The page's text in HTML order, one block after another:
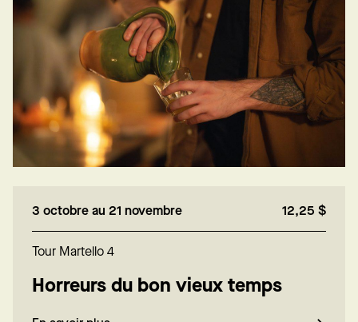
3 octobre au 21 novembre 12,25 $
Tour Martello 4
Horreurs du bon vieux temps